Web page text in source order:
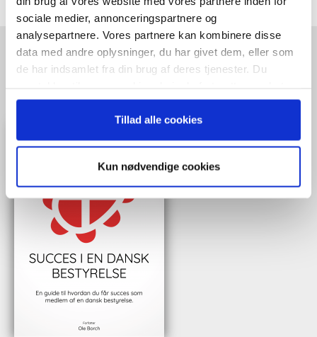
sociale medier, annonceringspartnere og
analysepartnere. Vores partnere kan kombinere disse
data med andre oplysninger, du har givet dem, eller som
de har indsamlet fra din brug af deres tjenester. Du
anvende vores hjemmeside.
Tillad alle cookies
Kun nødvendige cookies
HENT GRATIS E-BOG "SUCCES I
EN DANSK BESTYRELSE"